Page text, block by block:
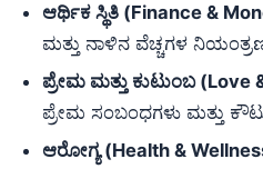
ಆರ್ಥಿಕ ಸ್ಥಿತಿ (Finance &
ಮತ್ತು ನಾಳಿನ ವೆಚ್ಚಗಳ
ಪ್ರೇಮ ಮತ್ತು ಕುಟುಂಬ (Love
ಪ್ರೇಮ ಸಂಬಂಧಗಳು ಮತ್ತು
ಆರೋಗ್ಯ (Health &